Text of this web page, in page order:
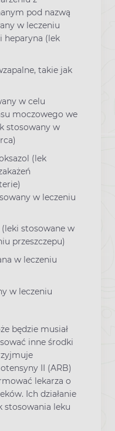
pod nazwą
w leczeniu
heparyna (lek
takie jak
w celu
moczowego we
stosowany w
(lek
w leczeniu
stosowane w
przeszczepu)
w leczeniu
w leczeniu
będzie musiał
inne środki
II (ARB)
lekarza o
Ich działanie
stosowania leku